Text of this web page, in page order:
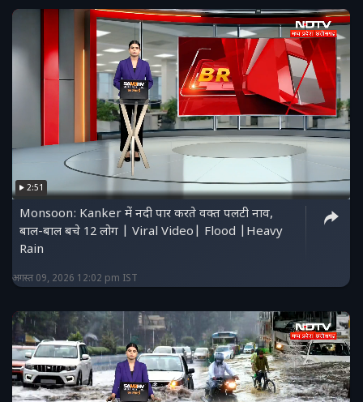
2:51
Monsoon: Kanker में नदी पार करते वक्त पलटी नाव,
बाल-बाल बचे 12 लोग | Viral Video| Flood |Heavy
Rain
अगस्त 09, 2026 12:02 pm IST